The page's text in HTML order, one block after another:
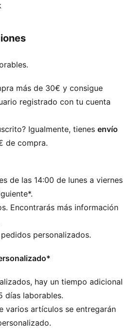
diseños inspirados en los
traslada el legado
más de 30€ y consigue
registrado con tu cuenta
Igualmente, tienes envío
de compra.
de las 14:00 de lunes a viernes
Encontrarás más información
personalizados.
hay un tiempo adicional
días laborables.
varios artículos se entregarán